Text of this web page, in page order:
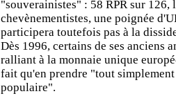
"souverainistes" : 58 RPR sur 126,
chevènementistes, une poignée
participera toutefois pas à la
Dès 1996, certains de ses anciens
ralliant à la monnaie unique
fait qu'en prendre "tout
populaire".